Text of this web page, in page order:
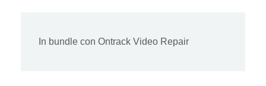
In bundle con Ontrack Video Repair